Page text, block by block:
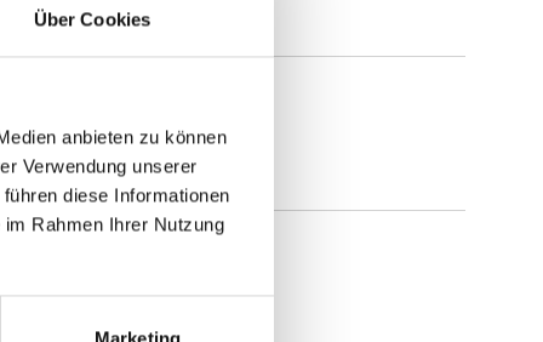
Über Cookies
anbieten zu können
Verwendung unserer
diese Informationen
Rahmen Ihrer Nutzung
2025)